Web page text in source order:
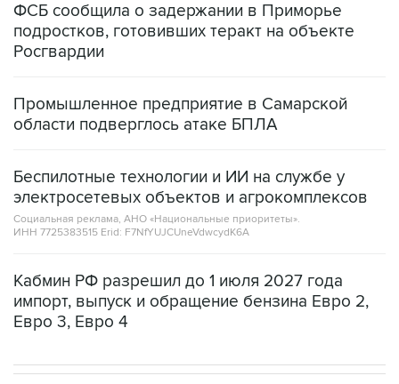
ФСБ сообщила о задержании в Приморье
подростков, готовивших теракт на объекте
Росгвардии
Промышленное предприятие в Самарской
области подверглось атаке БПЛА
Беспилотные технологии и ИИ на службе у
электросетевых объектов и агрокомплексов
Социальная реклама, АНО «Национальные приоритеты».
ИНН 7725383515 Erid: F7NfYUJCUneVdwcydK6A
Кабмин РФ разрешил до 1 июля 2027 года
импорт, выпуск и обращение бензина Евро 2,
Евро 3, Евро 4